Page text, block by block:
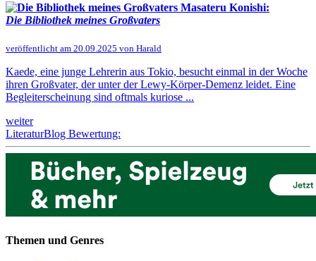
Masateru Konishi:
Die Bibliothek meines Großvaters
veröffentlicht am 20.09.2025 von Harald
Kaede, eine junge Lehrerin aus Tokio, besucht einmal in der Woche
ihren Großvater, der unter der Lewy-Körper-Demenz leidet. Eine
Begleiterscheinung sind oftmals kuriose ...
weiter
LiteraturBlog Bewertung:
Themen und Genres